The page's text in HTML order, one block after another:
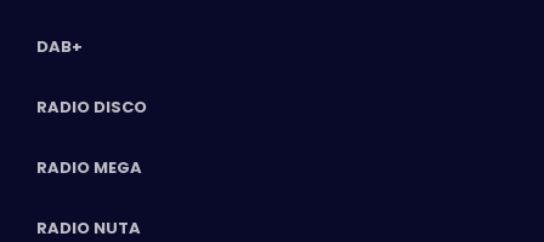
DAB+
RADIO DISCO
RADIO MEGA
RADIO NUTA